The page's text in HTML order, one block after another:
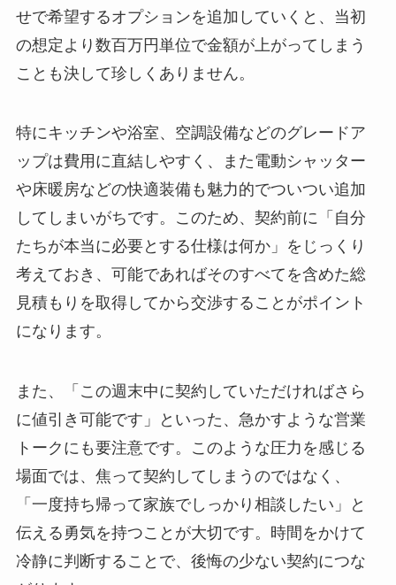
せで希望するオプションを追加していくと、当初
の想定より数百万円単位で金額が上がってしまう
ことも決して珍しくありません。
特にキッチンや浴室、空調設備などのグレードア
ップは費用に直結しやすく、また電動シャッター
や床暖房などの快適装備も魅力的でついつい追加
してしまいがちです。このため、契約前に「自分
たちが本当に必要とする仕様は何か」をじっくり
考えておき、可能であればそのすべてを含めた総
見積もりを取得してから交渉することがポイント
になります。
また、「この週末中に契約していただければさら
に値引き可能です」といった、急かすような営業
トークにも要注意です。このような圧力を感じる
場面では、焦って契約してしまうのではなく、
「一度持ち帰って家族でしっかり相談したい」と
伝える勇気を持つことが大切です。時間をかけて
冷静に判断することで、後悔の少ない契約につな